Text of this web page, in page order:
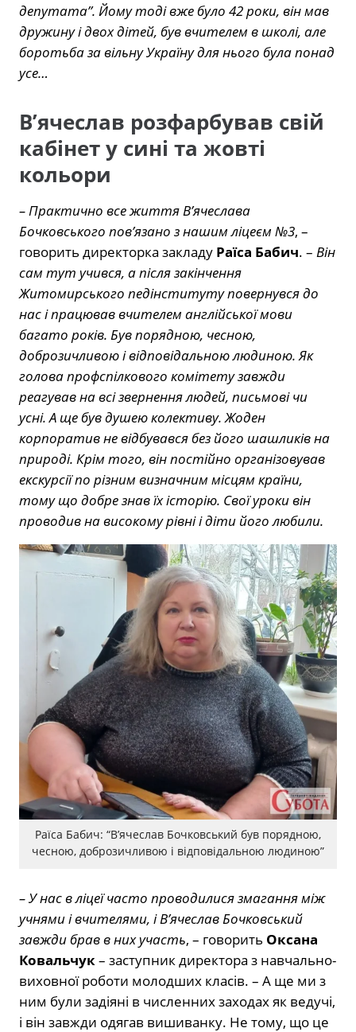
депутата”. Йому тоді вже було 42 роки, він мав
дружину і двох дітей, був вчителем в школі, але
боротьба за вільну Україну для нього була понад
усе…
В’ячеслав розфарбував свій
кабінет у сині та жовті
кольори
– Практично все життя В’ячеслава
Бочковського пов’язано з нашим ліцеєм №3, –
говорить директорка закладу Раїса Бабич. – Він
сам тут учився, а після закінчення
Житомирського педінституту повернувся до
нас і працював вчителем англійської мови
багато років. Був порядною, чесною,
доброзичливою і відповідальною людиною. Як
голова профспілкового комітету завжди
реагував на всі звернення людей, письмові чи
усні. А ще був душею колективу. Жоден
корпоратив не відбувався без його шашликів на
природі. Крім того, він постійно організовував
екскурсії по різним визначним місцям країни,
тому що добре знав їх історію. Свої уроки він
проводив на високому рівні і діти його любили.
Раїса Бабич: “В’ячеслав Бочковський був порядною,
чесною, доброзичливою і відповідальною людиною”
– У нас в ліцеї часто проводилися змагання між
учнями і вчителями, і В’ячеслав Бочковський
завжди брав в них участь, – говорить Оксана
Ковальчук– заступник директора з навчально-
виховної роботи молодших класів. – А ще ми з
ним були задіяні в численних заходах як ведучі,
і він завжди одягав вишиванку. Не тому, що це